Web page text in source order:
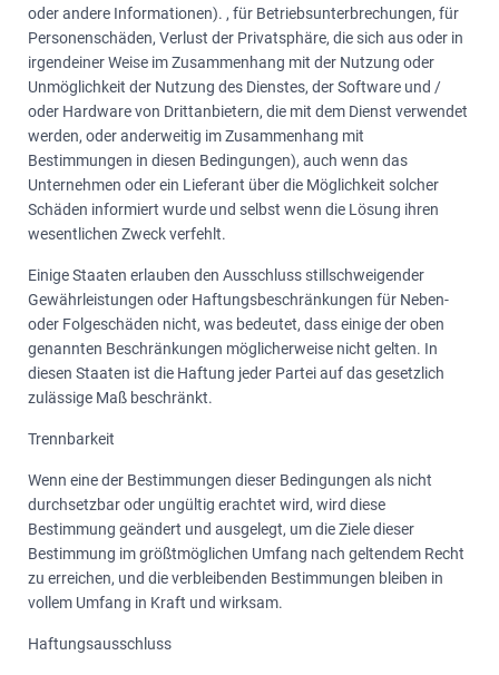
oder andere Informationen). , für Betriebsunterbrechungen, für
Personenschäden, Verlust der Privatsphäre, die sich aus oder in
irgendeiner Weise im Zusammenhang mit der Nutzung oder
Unmöglichkeit der Nutzung des Dienstes, der Software und /
oder Hardware von Drittanbietern, die mit dem Dienst verwendet
werden, oder anderweitig im Zusammenhang mit
Bestimmungen in diesen Bedingungen), auch wenn das
Unternehmen oder ein Lieferant über die Möglichkeit solcher
Schäden informiert wurde und selbst wenn die Lösung ihren
wesentlichen Zweck verfehlt.
Einige Staaten erlauben den Ausschluss stillschweigender
Gewährleistungen oder Haftungsbeschränkungen für Neben-
oder Folgeschäden nicht, was bedeutet, dass einige der oben
genannten Beschränkungen möglicherweise nicht gelten. In
diesen Staaten ist die Haftung jeder Partei auf das gesetzlich
zulässige Maß beschränkt.
Trennbarkeit
Wenn eine der Bestimmungen dieser Bedingungen als nicht
durchsetzbar oder ungültig erachtet wird, wird diese
Bestimmung geändert und ausgelegt, um die Ziele dieser
Bestimmung im größtmöglichen Umfang nach geltendem Recht
zu erreichen, und die verbleibenden Bestimmungen bleiben in
vollem Umfang in Kraft und wirksam.
Haftungsausschluss